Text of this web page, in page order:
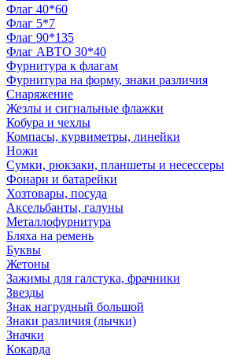
Флаг 40*60
Флаг 5*7
Флаг 90*135
Флаг АВТО 30*40
Фурнитура к флагам
Фурнитура на форму, знаки различия
Снаряжение
Жезлы и сигнальные флажки
Кобура и чехлы
Компасы, курвиметры, линейки
Ножи
Сумки, рюкзаки, планшеты и несессеры
Фонари и батарейки
Хозтовары, посуда
Аксельбанты, галуны
Металлофурнитура
Бляха на ремень
Буквы
Жетоны
Зажимы для галстука, фрачники
Звезды
Знак нагрудный большой
Знаки различия (лычки)
Значки
Кокарда